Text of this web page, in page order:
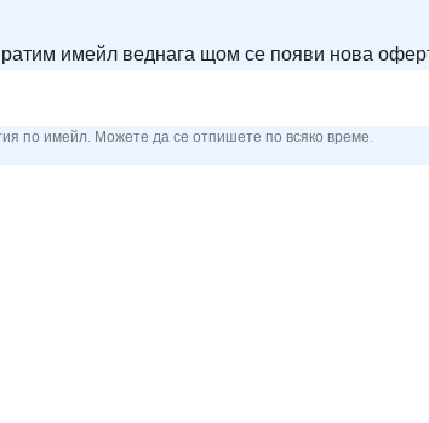
имейл веднага щом се появи нова
по имейл. Можете да се отпишете по всяко време.